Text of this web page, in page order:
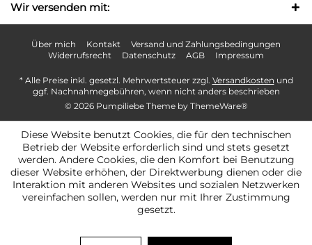
Wir versenden mit:
Über mich Kontakt
Versand und Zahlungsbedingungen
Widerrufsrecht
Datenschutz AGB Impressum
* Alle Preise inkl. gesetzl. Mehrwertsteuer zzgl. Versandkosten und
ggf. Nachnahmegebühren, wenn nicht anders beschrieben
© 2026 Pumpiliebe Theme by ThemeWare®
Diese Website benutzt Cookies, die für den technischen
Betrieb der Website erforderlich sind und stets gesetzt
werden. Andere Cookies, die den Komfort bei Benutzung
dieser Website erhöhen, der Direktwerbung dienen oder die
Interaktion mit anderen Websites und sozialen Netzwerken
vereinfachen sollen, werden nur mit Ihrer Zustimmung
gesetzt.